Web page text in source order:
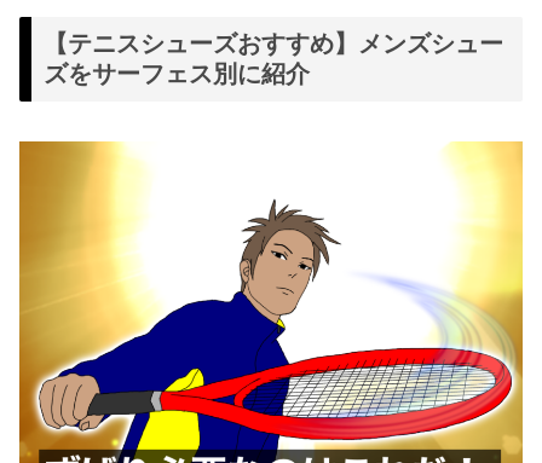
【テニスシューズおすすめ】メンズシュー
ズをサーフェス別に紹介